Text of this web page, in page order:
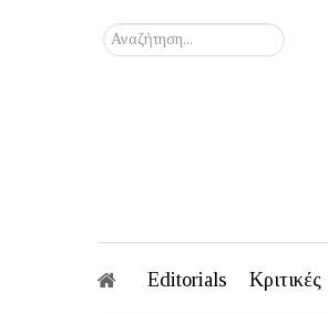
Αναζήτηση...
Editorials Κριτικές